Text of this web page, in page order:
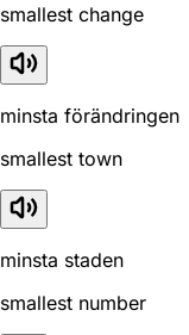
smallest change
minsta förändringen
smallest town
minsta staden
smallest number